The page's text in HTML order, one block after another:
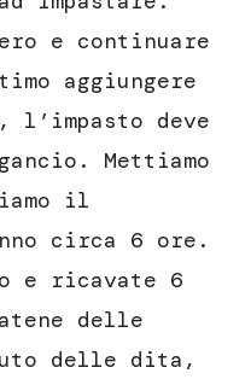
e continuare
aggiungere
deve
Mettiamo
il
circa 6 ore.
e ricavate 6
delle
delle dita,